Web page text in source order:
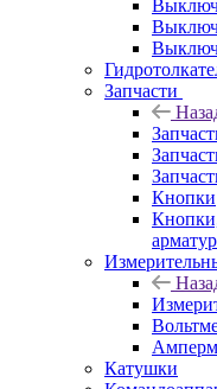
Запчасти
Кнопки
Катушки